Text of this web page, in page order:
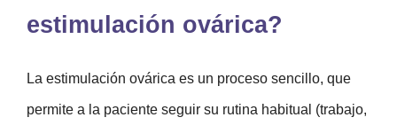
estimulación ovárica?
La estimulación ovárica es un proceso sencillo, que
permite a la paciente seguir su rutina habitual (trabajo,